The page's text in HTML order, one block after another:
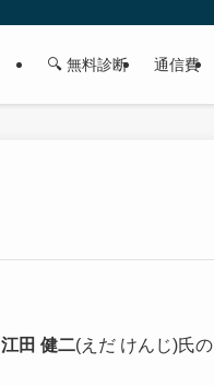
🔍 無料診断 通信費
江田 健二(えだ けんじ)氏の